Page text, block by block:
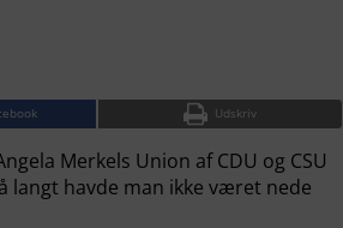
Udskriv
Merkels Union af CDU og CSU
langt havde man ikke været nede